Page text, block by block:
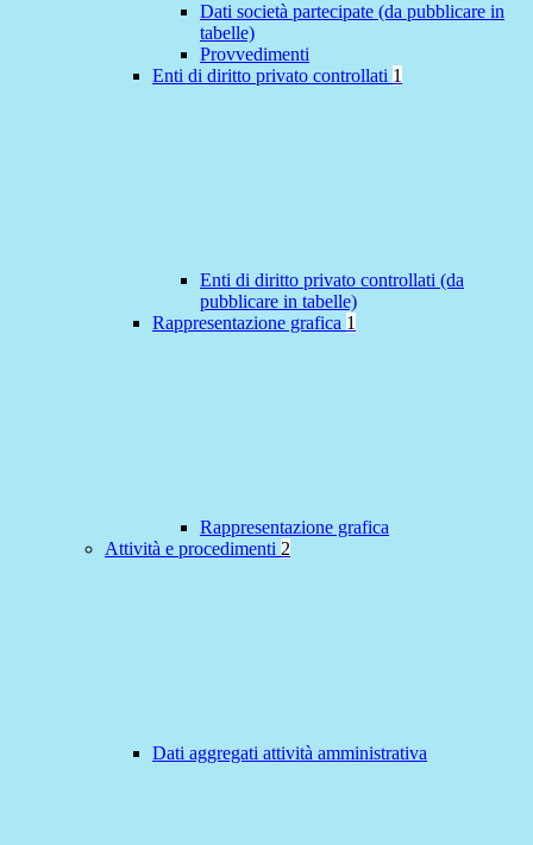
Dati società partecipate (da pubblicare in
tabelle)
Provvedimenti
Enti di diritto privato controllati 1
Enti di diritto privato controllati (da
pubblicare in tabelle)
Rappresentazione grafica 1
Rappresentazione grafica
Attività e procedimenti 2
Dati aggregati attività amministrativa